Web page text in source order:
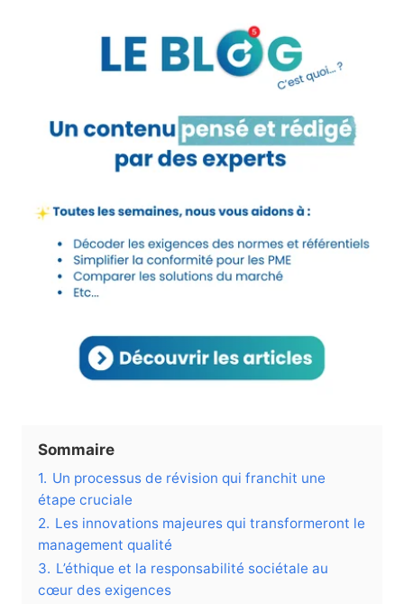
Sommaire
1. Un processus de révision qui franchit une
étape cruciale
2. Les innovations majeures qui transformeront le
management qualité
3. L’éthique et la responsabilité sociétale au
cœur des exigences